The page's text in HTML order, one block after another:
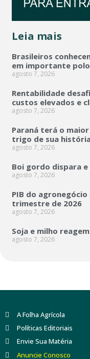
Leia mais
Brasileiros
em importante
agosto 7, 2026
Rentabilidade
custos elevados e
agosto 7, 2026
Paraná terá o
trigo de sua
agosto 7, 2026
Boi gordo dispara
agosto 7, 2026
PIB do
trimestre de 2026
agosto 7, 2026
Soja e milho
agosto 7, 2026
A Folha Agrícola
Políticas Editoriais
Envie Sua Matéria
Anuncie Conosco